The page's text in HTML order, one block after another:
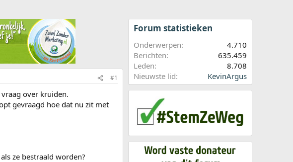
#1
over kruiden.
gevraagd hoe dat nu zit met
ze bestraald worden?
Forum statistieken
Onderwerpen
4.710
Berichten
635.459
Leden
8.708
Nieuwste lid
KevinArgus